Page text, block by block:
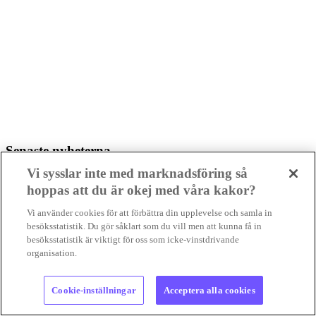
Senaste nyheterna
Foto: Sweco
Krönika
Gilla
Vi sysslar inte med marknadsföring så
hoppas att du är okej med våra kakor?
Vi använder cookies för att förbättra din upplevelse och samla in
besöksstatistik. Du gör såklart som du vill men att kunna få in
besöksstatistik är viktigt för oss som icke-vinstdrivande
organisation.
Cookie-inställningar Acceptera alla cookies